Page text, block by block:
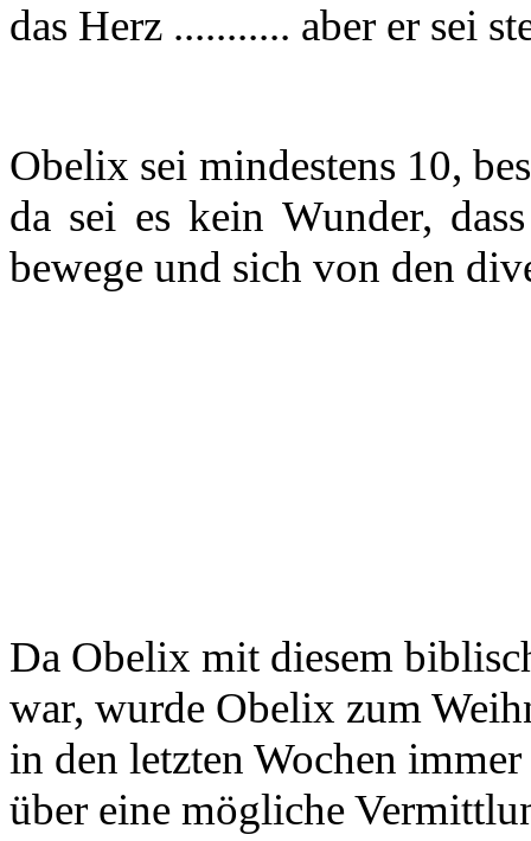
das Herz ........... aber er sei
Obelix sei mindestens 10,
da sei es kein Wunder,
bewege und sich von den
Da Obelix mit diesem
war, wurde Obelix zum
in den letzten Wochen
über eine mögliche